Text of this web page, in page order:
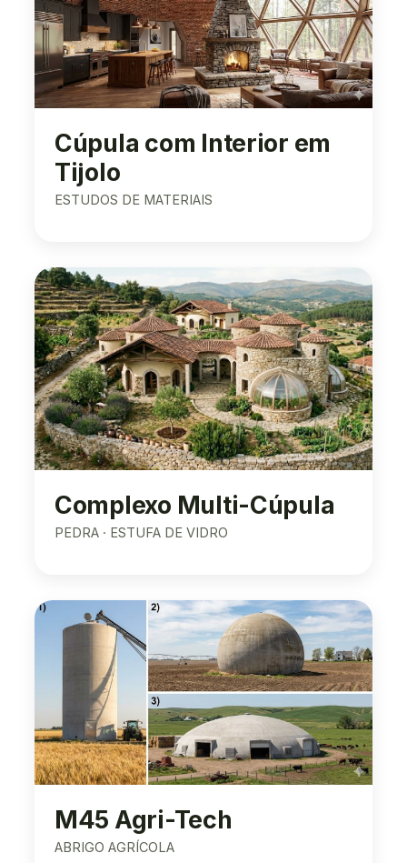
Cúpula com Interior em
Tijolo
ESTUDOS DE MATERIAIS
Complexo Multi-Cúpula
PEDRA · ESTUFA DE VIDRO
M45 Agri-Tech
ABRIGO AGRÍCOLA